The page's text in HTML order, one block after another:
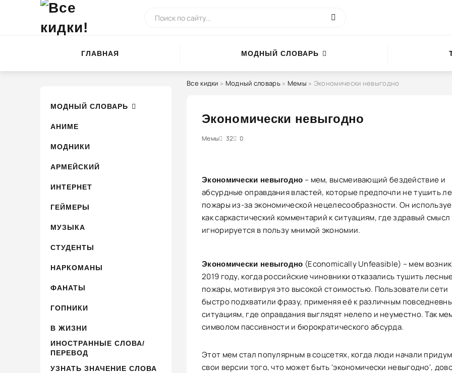
ГЛАВНАЯ МОДНЫЙ СЛОВАРЬ
МОДНЫЙ СЛОВАРЬ
АНИМЕ
МОДНИКИ
АРМЕЙСКИЙ
ИНТЕРНЕТ
ГЕЙМЕРЫ
МУЗЫКА
СТУДЕНТЫ
НАРКОМАНЫ
ФАНАТЫ
ГОПНИКИ
В ЖИЗНИ
ИНОСТРАННЫЕ СЛОВА/
ПЕРЕВОД
УЗНАТЬ ЗНАЧЕНИЕ СЛОВА
Все кидки » Модный словарь» Мемы » Экономически невыгодно
Экономически невыгодно
Мемы 32 0
2 3 4 5
Экономически невыгодно – мем, высмеивающий бездействие и
абсурдные оправдания властей, которые предпочли не тушить
пожары из-за экономической нецелесообразности. Он
как саркастический комментарий к ситуациям, где здравый смысл
игнорируется в пользу мнимой экономии.
Экономически невыгодно (Economically Unfeasible) – мем
2019 году, когда российские чиновники отказались тушить
пожары, мотивируя это высокой стоимостью. Пользователи сети
быстро подхватили фразу, применяя её к различным
ситуациям, где оправдания выглядят нелепо и неуместно. Так
символом пассивности и бюрократического абсурда.
Этот мем стал популярным в соцсетях, когда люди начали
свои версии того, что может быть 'экономически невыгодно',